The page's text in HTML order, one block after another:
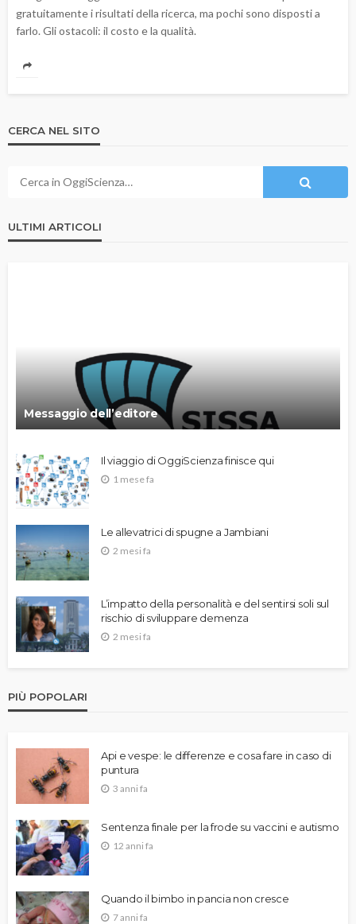
gratuitamente i risultati della ricerca, ma pochi sono disposti a
farlo. Gli ostacoli: il costo e la qualità.
CERCA NEL SITO
ULTIMI ARTICOLI
Messaggio dell’editore
Il viaggio di OggiScienza finisce qui
1 mese fa
Le allevatrici di spugne a Jambiani
2 mesi fa
L’impatto della personalità e del sentirsi soli sul
rischio di sviluppare demenza
2 mesi fa
PIÙ POPOLARI
Api e vespe: le differenze e cosa fare in caso di
puntura
3 anni fa
Sentenza finale per la frode su vaccini e autismo
12 anni fa
Quando il bimbo in pancia non cresce
7 anni fa